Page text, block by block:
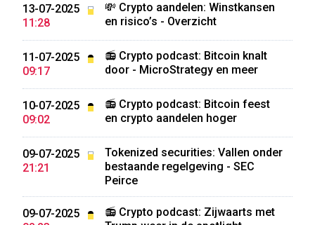
13-07-2025
11:28
💸 Crypto aandelen: Winstkansen
en risico’s - Overzicht
11-07-2025
09:17
📻 Crypto podcast: Bitcoin knalt
door - MicroStrategy en meer
10-07-2025
09:02
📻 Crypto podcast: Bitcoin feest
en crypto aandelen hoger
09-07-2025
21:21
Tokenized securities: Vallen onder
bestaande regelgeving - SEC
Peirce
09-07-2025
📻 Crypto podcast: Zijwaarts met